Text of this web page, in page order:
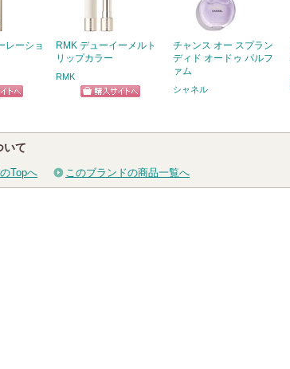
レーショ
RMK デューイーメルト
リップカラー
RMK
チャンス オー スプラン
ディド オードゥ パルフ
ァム
シャネル
いて
Topへ このブランドの商品一覧へ